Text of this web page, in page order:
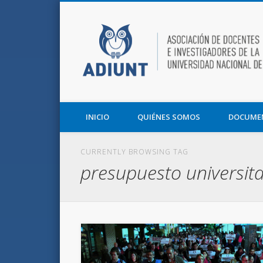
Asociación de Docentes e Investigadores de la UNT y la
INICIO QUIÉNES SOMOS
CURRENTLY BROWSING TAG
presupuesto